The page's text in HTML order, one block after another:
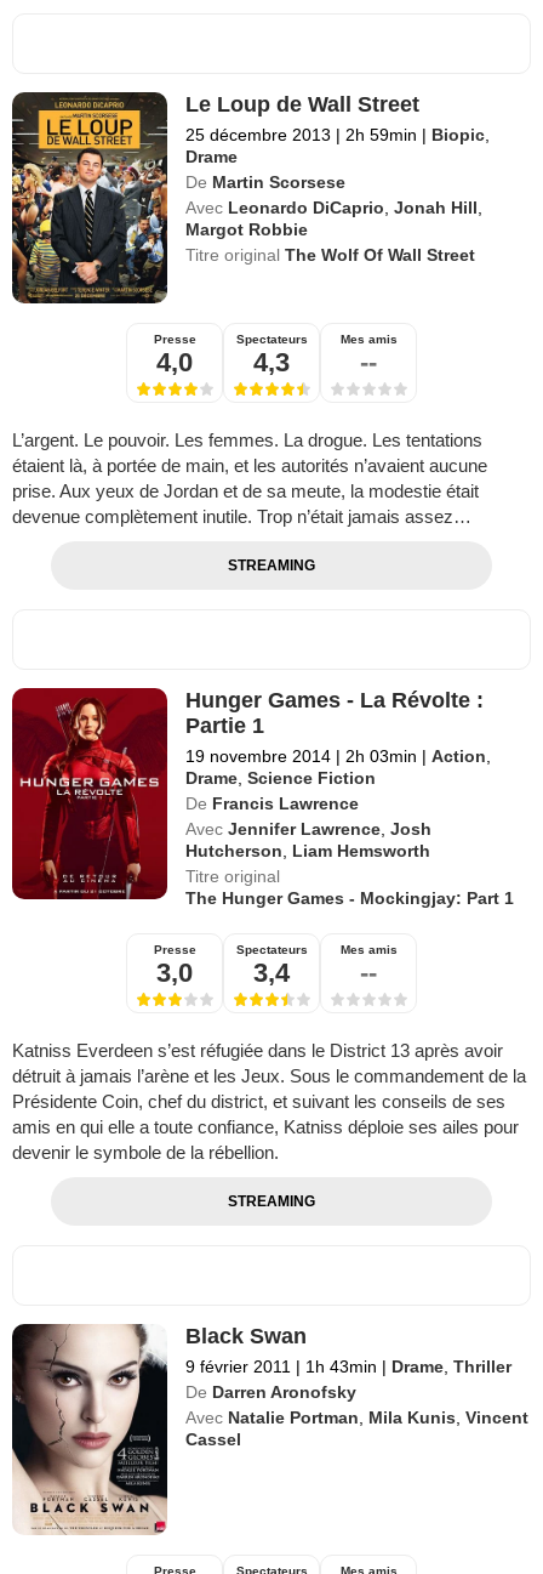
Le Loup de Wall Street
25 décembre 2013 | 2h 59min | Biopic
Drame
De Martin Scorsese
Avec Leonardo DiCaprio ,Jonah Hill
Margot Robbie
Titre originalThe Wolf Of Wall Street
Presse
4,0
Spectateurs
4,3
Mes amis
--
L’argent. Le pouvoir. Les femmes. La drogue. Les tentations
étaient là, à portée de main, et les autorités n’avaient aucune
prise. Aux yeux de Jordan et de sa meute, la modestie était
devenue complètement inutile. Trop n’était jamais assez…
STREAMING
Hunger Games - La Révolte :
Partie 1
19 novembre 2014 | 2h 03min | Action
Drame ,Science Fiction
De Francis Lawrence
Avec Jennifer Lawrence ,Josh
Hutcherson
Liam Hemsworth
Titre original
The Hunger Games - Mockingjay: Part 1
Presse
3,0
Spectateurs
3,4
Mes amis
--
Katniss Everdeen s’est réfugiée dans le District 13 après avoir
détruit à jamais l’arène et les Jeux. Sous le commandement de la
Présidente Coin, chef du district, et suivant les conseils de ses
amis en qui elle a toute confiance, Katniss déploie ses ailes pour
devenir le symbole de la rébellion.
STREAMING
Black Swan
9 février 2011 | 1h 43min | Drame ,Thriller
De Darren Aronofsky
Avec Natalie Portman Mila Kunis ,Vincent
Cassel
Presse Spectateurs Mes amis